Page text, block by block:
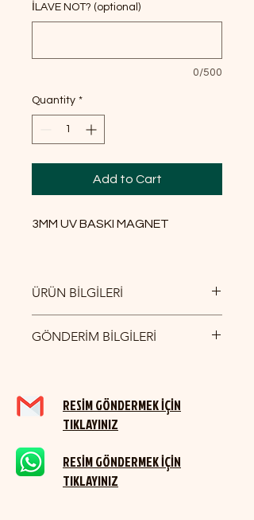
İLAVE NOT? (optional)
0/500
Quantity *
Add to Cart
3MM UV BASKI MAGNET
ÜRÜN BİLGİLERİ
GÖNDERİM BİLGİLERİ
RESİM GÖNDERMEK İÇİN
TIKLAYINIZ
RESİM GÖNDERMEK İÇİN
TIKLAYINIZ